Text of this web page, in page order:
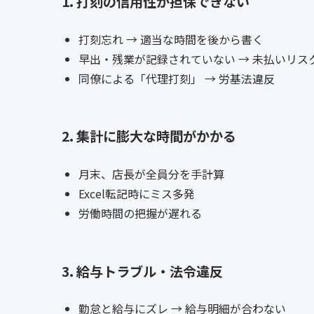
打刻忘れ → 適当な時間を後から書く
早出・残業が記録されていない → 未払いリス
同僚による「代理打刻」 → 労基法違反
2. 集計に膨大な時間がかかる
月末、店長が全員分を手計算
Excel転記時にミス多発
労働時間の把握が遅れる
3. 給与トラブル・法令違反
勤怠と給与にズレ → 給与明細が合わない